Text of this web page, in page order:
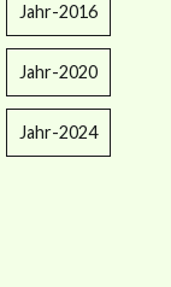
Jahr-2016
Jahr-2020
Jahr-2024